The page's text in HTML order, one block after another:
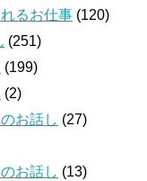
るお仕事 (120)
(251)
(199)
(2)
お話し (27)
お話し (13)